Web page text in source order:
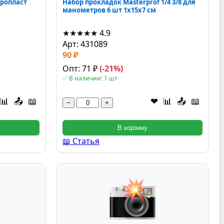
📊 📤 📖
Набор прокладок Masterprof 1/4 3/8 для
манометров 6 шт 1x15x7 см
★★★★★ 4.9
Арт: 431089
90 ₽
Опт: 71 ₽(-21%)
✅ В наличии: 1 шт
− + ❤ 📊 📤 📖
В корзину
📖 Статья